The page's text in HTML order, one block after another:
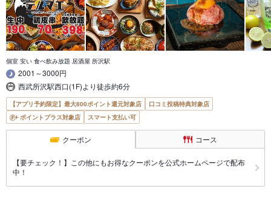
個室 安い 食べ飲み放題 居酒屋 所沢駅
2001～3000円
西武所沢駅西口(1F)より徒歩約6分
【アプリ予約限定】最大800ポイント還元対象店
口コミ投稿特典対象店
ポイントプラス対象店
スマート支払い可
クーポン コース
【要チェック！】この他にもお得なクーポンを公式ホームページで配布
中！